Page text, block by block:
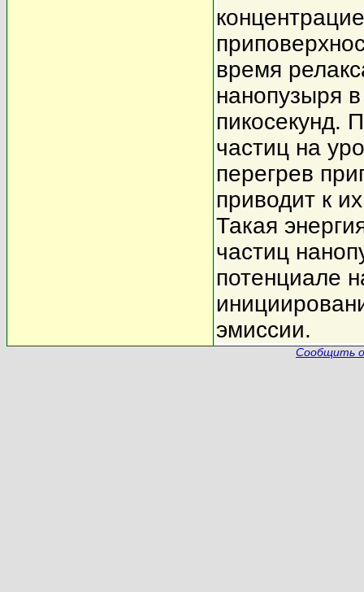
время
нанопузыря
пикосекунд.
частиц на
перегрев
приводит к
Такая
частиц
потенциале
эмиссии.
Сообщить о